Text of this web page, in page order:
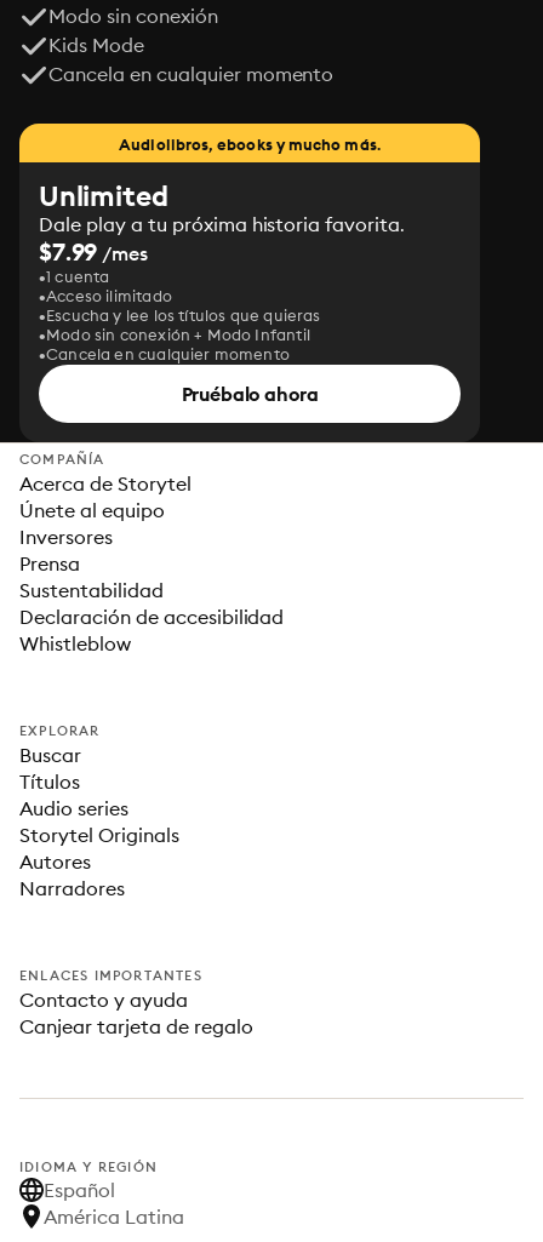
Modo sin conexión
Kids Mode
Cancela en cualquier momento
Audiolibros, ebooks y mucho más.
Unlimited
Dale play a tu próxima historia favorita.
$7.99 /mes
1 cuenta
Acceso ilimitado
Escucha y lee los títulos que quieras
Modo sin conexión + Modo Infantil
Cancela en cualquier momento
Pruébalo ahora
COMPAÑÍA
Acerca de Storytel
Únete al equipo
Inversores
Prensa
Sustentabilidad
Declaración de accesibilidad
Whistleblow
EXPLORAR
Buscar
Títulos
Audio series
Storytel Originals
Autores
Narradores
ENLACES IMPORTANTES
Contacto y ayuda
Canjear tarjeta de regalo
IDIOMA Y REGIÓN
Español
América Latina